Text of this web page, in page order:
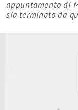
appuntamento di
sia terminato da